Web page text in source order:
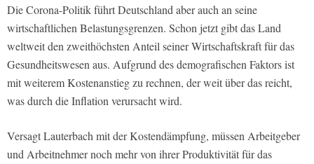
Die Corona-Politik führt Deutschland aber auch an seine
wirtschaftlichen Belastungsgrenzen. Schon jetzt gibt das Land
weltweit den zweithöchsten Anteil seiner Wirtschaftskraft für das
Gesundheitswesen aus. Aufgrund des demografischen Faktors ist
mit weiterem Kostenanstieg zu rechnen, der weit über das reicht,
was durch die Inflation verursacht wird.
Versagt Lauterbach mit der Kostendämpfung, müssen Arbeitgeber
und Arbeitnehmer noch mehr von ihrer Produktivität für das